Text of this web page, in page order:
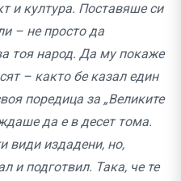
и култура. Поставяше си
– не просто да
тоя народ. Да му покаже
– както бе казал един
поредица за „Великите
да е в десет тома.
види издадени, но,
и подготвил. Така, че те